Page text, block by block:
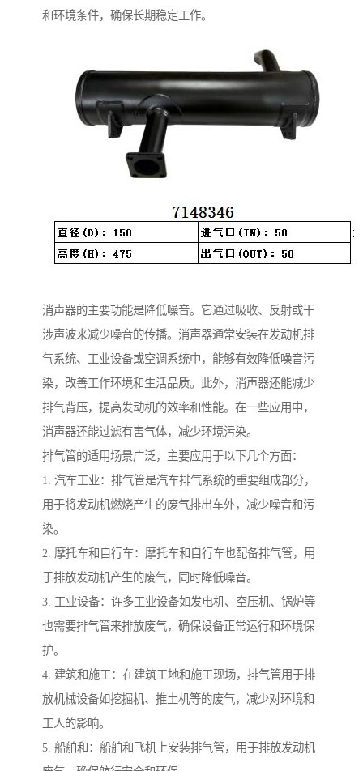
和环境条件，确保长期稳定工作。
消声器的主要功能是降低噪音。它通过吸收、反射或干
涉声波来减少噪音的传播。消声器通常安装在发动机排
气系统、工业设备或空调系统中，能够有效降低噪音污
染，改善工作环境和生活品质。此外，消声器还能减少
排气背压，提高发动机的效率和性能。在一些应用中，
消声器还能过滤有害气体，减少环境污染。
排气管的适用场景广泛，主要应用于以下几个方面：
1. 汽车工业：排气管是汽车排气系统的重要组成部分，
用于将发动机燃烧产生的废气排出车外，减少噪音和污
染。
2. 摩托车和自行车：摩托车和自行车也配备排气管，用
于排放发动机产生的废气，同时降低噪音。
3. 工业设备：许多工业设备如发电机、空压机、锅炉等
也需要排气管来排放废气，确保设备正常运行和环境保
护。
4. 建筑和施工：在建筑工地和施工现场，排气管用于排
放机械设备如挖掘机、推土机等的废气，减少对环境和
工人的影响。
5. 船舶和：船舶和飞机上安装排气管，用于排放发动机